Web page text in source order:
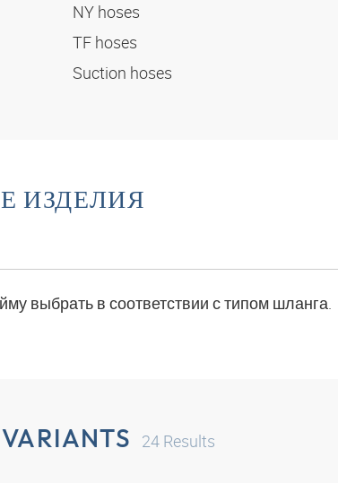
NY hoses
TF hoses
Suction hoses
ИЗДЕЛИЯ
выбрать в соответствии с типом шланга.
24 Results